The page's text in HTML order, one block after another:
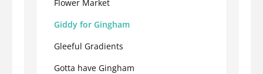
Flower Market
Giddy for Gingham
Gleeful Gradients
Gotta have Gingham